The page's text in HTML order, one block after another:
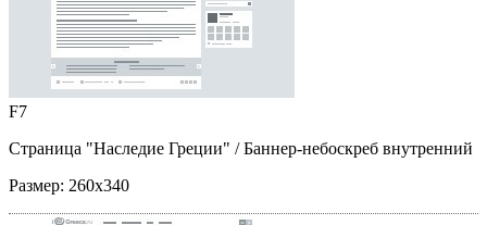
F7
Страница "Наследие Греции" / Баннер-небоскреб внутренний
Размер: 260x340